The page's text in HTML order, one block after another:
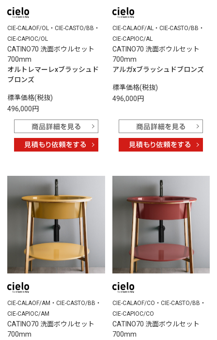
CIE-CALAOF/OL・CIE-CASTO/BB・
CIE-CAPIOC/OL
CATINO70 洗面ボウルセット
700mm
オルトレマーレxブラッシュド
ブロンズ
標準価格(税抜)
496,000円
CIE-CALAOF/AL・CIE-CASTO/BB・
CIE-CAPIOC/AL
CATINO70 洗面ボウルセット
700mm
アルガxブラッシュドブロンズ
標準価格(税抜)
496,000円
CIE-CALAOF/AM・CIE-CASTO/BB・
CIE-CAPIOC/AM
CATINO70 洗面ボウルセット
700mm
CIE-CALAOF/CO・CIE-CASTO/BB・
CIE-CAPIOC/CO
CATINO70 洗面ボウルセット
700mm